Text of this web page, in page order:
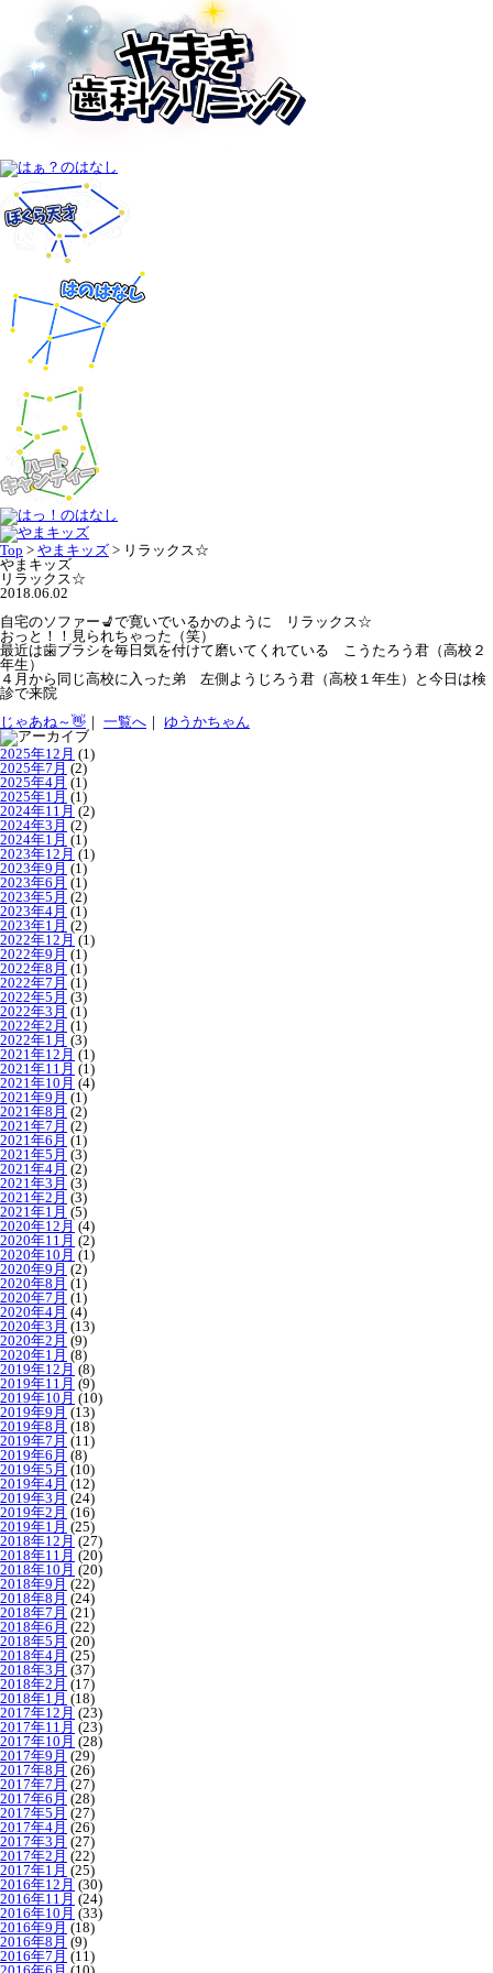
Top > やまキッズ > リラックス☆
やまキッズ
リラックス☆
2018.06.02
自宅のソファー💺で寛いでいるかのように リラックス☆
おっと！！見られちゃった（笑）
最近は歯ブラシを毎日気を付けて磨いてくれている こうたろう君（高校２
年生）
４月から同じ高校に入った弟 左側ようじろう君（高校１年生）と今日は検
診で来院
じゃあね～👋 ｜ 一覧へ ｜ ゆうかちゃん
2025年12月 (1)
2025年7月 (2)
2025年4月 (1)
2025年1月 (1)
2024年11月 (2)
2024年3月 (2)
2024年1月 (1)
2023年12月 (1)
2023年9月 (1)
2023年6月 (1)
2023年5月 (2)
2023年4月 (1)
2023年1月 (2)
2022年12月 (1)
2022年9月 (1)
2022年8月 (1)
2022年7月 (1)
2022年5月 (3)
2022年3月 (1)
2022年2月 (1)
2022年1月 (3)
2021年12月 (1)
2021年11月 (1)
2021年10月 (4)
2021年9月 (1)
2021年8月 (2)
2021年7月 (2)
2021年6月 (1)
2021年5月 (3)
2021年4月 (2)
2021年3月 (3)
2021年2月 (3)
2021年1月 (5)
2020年12月 (4)
2020年11月 (2)
2020年10月 (1)
2020年9月 (2)
2020年8月 (1)
2020年7月 (1)
2020年4月 (4)
2020年3月 (13)
2020年2月 (9)
2020年1月 (8)
2019年12月 (8)
2019年11月 (9)
2019年10月 (10)
2019年9月 (13)
2019年8月 (18)
2019年7月 (11)
2019年6月 (8)
2019年5月 (10)
2019年4月 (12)
2019年3月 (24)
2019年2月 (16)
2019年1月 (25)
2018年12月 (27)
2018年11月 (20)
2018年10月 (20)
2018年9月 (22)
2018年8月 (24)
2018年7月 (21)
2018年6月 (22)
2018年5月 (20)
2018年4月 (25)
2018年3月 (37)
2018年2月 (17)
2018年1月 (18)
2017年12月 (23)
2017年11月 (23)
2017年10月 (28)
2017年9月 (29)
2017年8月 (26)
2017年7月 (27)
2017年6月 (28)
2017年5月 (27)
2017年4月 (26)
2017年3月 (27)
2017年2月 (22)
2017年1月 (25)
2016年12月 (30)
2016年11月 (24)
2016年10月 (33)
2016年9月 (18)
2016年8月 (9)
2016年7月 (11)